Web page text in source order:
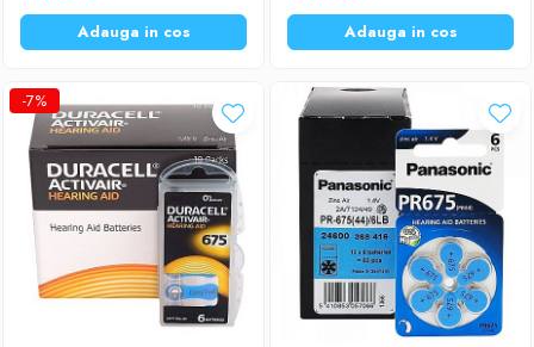
Adauga in cos Adauga in cos
-7%